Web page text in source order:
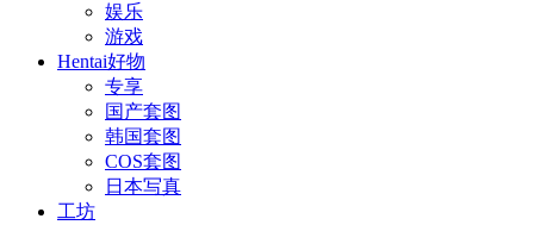
娱乐
游戏
Hentai好物
专享
国产套图
韩国套图
COS套图
日本写真
工坊